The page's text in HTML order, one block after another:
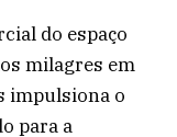
do espaço
milagres em
impulsiona o
para a